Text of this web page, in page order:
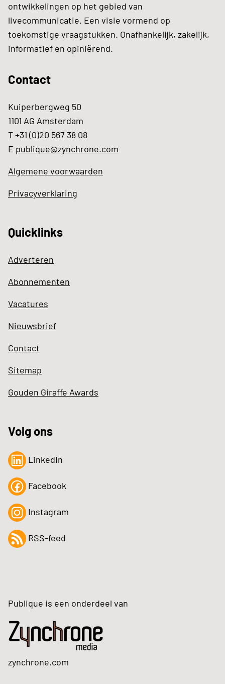
ontwikkelingen op het gebied van
livecommunicatie. Een visie vormend op
toekomstige vraagstukken. Onafhankelijk, zakelijk,
informatief en opiniërend.
Contact
Kuiperbergweg 50
1101 AG Amsterdam
T +31 (0)20 567 38 08
E publique@zynchrone.com
Algemene voorwaarden
Privacyverklaring
Quicklinks
Adverteren
Abonnementen
Vacatures
Nieuwsbrief
Contact
Sitemap
Gouden Giraffe Awards
Volg ons
LinkedIn
Facebook
Instagram
RSS-feed
Publique is een onderdeel van
zynchrone.com